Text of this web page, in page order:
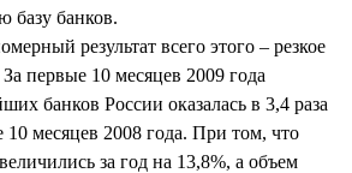
базу банков.
результат всего этого – резкое
первые 10 месяцев 2009 года
банков России оказалась в 3,4 раза
10 месяцев 2008 года. При том, что
за год на 13,8%, а объем